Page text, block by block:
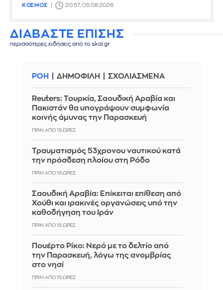
ΚΟΣΜΟΣ 20:57, 05.08.2026
ΔΙΑΒΑΣΤΕ ΕΠΙΣΗΣ
περισσότερες ειδήσεις από το skai.gr
ΡΟΗ ΔΗΜΟΦΙΛΗ ΣΧΟΛΙΑΣΜΕΝΑ
Reuters: Τουρκία, Σαουδική Αραβία και
Πακιστάν θα υπογράψουν συμφωνία
κοινής άμυνας την Παρασκευή
ΠΡΙΝ ΑΠΌ 15 ΏΡΕΣ
Τραυματισμός 53χρονου ναυτικού κατά
την πρόσδεση πλοίου στη Ρόδο
ΠΡΙΝ ΑΠΌ 15 ΏΡΕΣ
Σαουδική Αραβία: Επίκειται επίθεση από
Χούθι και ιρακινές οργανώσεις υπό την
καθοδήγηση του Ιράν
ΠΡΙΝ ΑΠΌ 15 ΏΡΕΣ
Πουέρτο Ρίκο: Νερό με το δελτίο από
την Παρασκευή, λόγω της ανομβρίας
στο νησί
ΠΡΙΝ ΑΠΌ 15 ΏΡΕΣ